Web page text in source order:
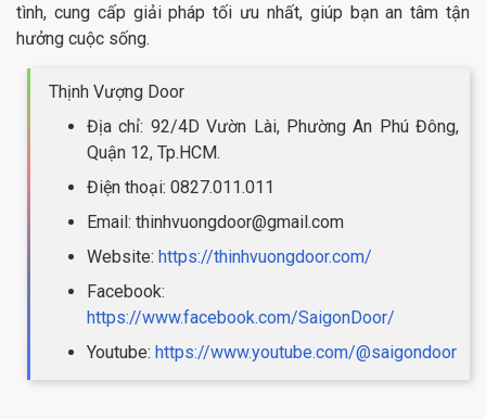
tình, cung cấp giải pháp tối ưu nhất, giúp bạn an tâm tận
hưởng cuộc sống.
Thịnh Vượng Door
Địa chỉ: 92/4D Vườn Lài, Phường An Phú Đông,
Quận 12, Tp.HCM.
Điện thoại: 0827.011.011
Email: thinhvuongdoor@gmail.com
Website: https://thinhvuongdoor.com/
Facebook:
https://www.facebook.com/SaigonDoor/
Youtube: https://www.youtube.com/@saigondoor